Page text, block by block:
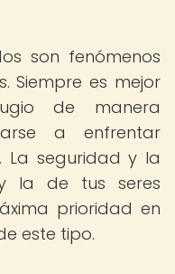
son fenómenos
Siempre es mejor
de manera
a enfrentar
La seguridad y la
la de tus seres
prioridad en
este tipo.